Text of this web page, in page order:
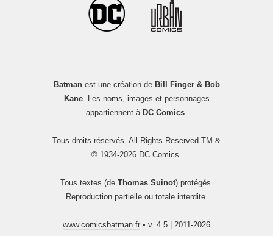
Batmanest une création de Bill Finger & Bob
Kane. Les noms, images et personnages
appartiennent à DC Comics.
Tous droits réservés. All Rights Reserved TM &
© 1934-2026 DC Comics.
Tous textes (de Thomas Suinot) protégés.
Reproduction partielle ou totale interdite.
www.comicsbatman.fr • v. 4.5 | 2011-2026